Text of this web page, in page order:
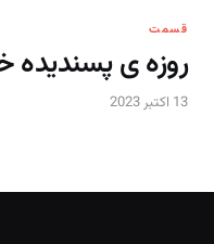
قسمت
روزه ی
13 اکتبر 2023